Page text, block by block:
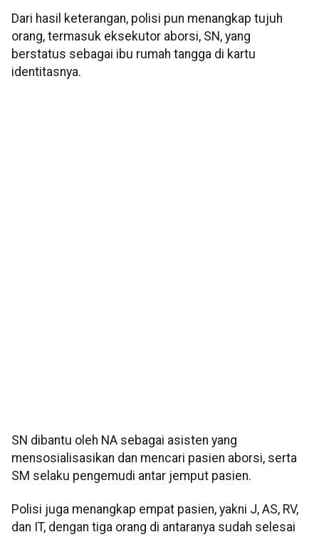
Dari hasil keterangan, polisi pun menangkap tujuh
orang, termasuk eksekutor aborsi, SN, yang
berstatus sebagai ibu rumah tangga di kartu
identitasnya.
SN dibantu oleh NA sebagai asisten yang
mensosialisasikan dan mencari pasien aborsi, serta
SM selaku pengemudi antar jemput pasien.
Polisi juga menangkap empat pasien, yakni J, AS, RV,
dan IT, dengan tiga orang di antaranya sudah selesai